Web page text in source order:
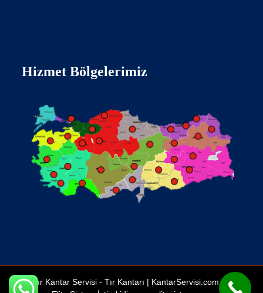
Hizmet Bölgelerimiz
Tır Kantar Servisi - Tır Kantarı | KantarServisi.com Bir